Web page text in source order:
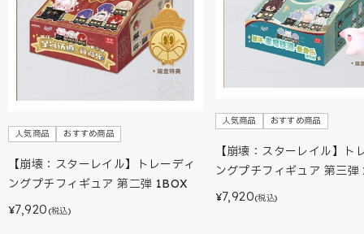
人気商品 おすすめ商品
【崩壊：スターレイル】トレーディ
ングプチフィギュア 第二弾 1BOX
¥7,920 (税込)
人気商品 おすすめ商品
【崩壊：スターレイル】ト
ングプチフィギュア 第三弾
¥7,920(税込)